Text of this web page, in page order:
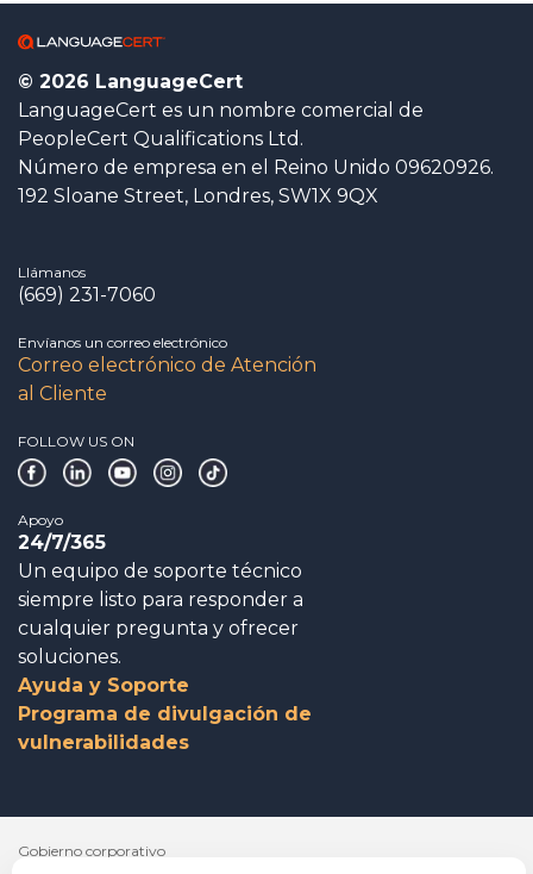
© 2026 LanguageCert
LanguageCert es un nombre comercial de
PeopleCert Qualifications Ltd.
Número de empresa en el Reino Unido 09620926.
192 Sloane Street, Londres, SW1X 9QX
Llámanos
(669) 231-7060
Envíanos un correo electrónico
Correo electrónico de Atención
al Cliente
FOLLOW US ON
Apoyo
24/7/365
Un equipo de soporte técnico
siempre listo para responder a
cualquier pregunta y ofrecer
soluciones.
Ayuda y Soporte
Programa de divulgación de
vulnerabilidades
Gobierno corporativo